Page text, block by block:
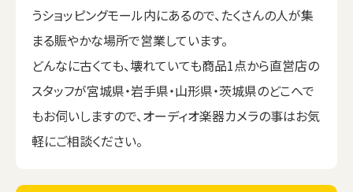
うショッピングモール内にあるので、たくさんの人が集
まる賑やかな場所で営業しています。
どんなに古くても、壊れていても商品1点から直営店の
スタッフが宮城県・岩手県・山形県・茨城県のどこへで
もお伺いしますので、オーディオ楽器カメラの事はお気
軽にご相談ください。